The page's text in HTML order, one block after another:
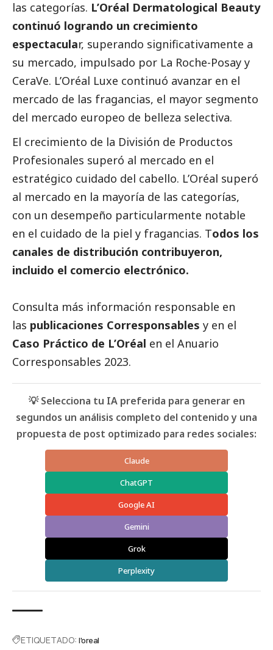
las categorías. L’Oréal Dermatological Beauty
continuó logrando un crecimiento
espectacular, superando significativamente a
su mercado, impulsado por La Roche-Posay y
CeraVe. L’Oréal Luxe continuó avanzar en el
mercado de las fragancias, el mayor segmento
del mercado europeo de belleza selectiva.
El crecimiento de la División de Productos
Profesionales superó al mercado en el
estratégico cuidado del cabello. L’Oréal superó
al mercado en la mayoría de las categorías,
con un desempeño particularmente notable
en el cuidado de la piel y fragancias. Todos los
canales de distribución contribuyeron,
incluido el comercio electrónico.
Consulta más información responsable en
las publicaciones Corresponsables y en el
Caso Práctico de L’Oréal en el Anuario
Corresponsables 2023.
💡 Selecciona tu IA preferida para generar en
segundos un análisis completo del contenido y una
propuesta de post optimizado para redes sociales:
Claude
ChatGPT
Google AI
Gemini
Grok
Perplexity
ETIQUETADO: l'oreal